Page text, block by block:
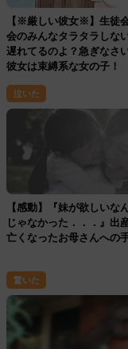
【※厳しい彼女※】生徒
会のみんなタラタラしな
遅れてるのよ？急ぎなさ
彼女は束縛系な女の子！
泣いた
【感動】『妹が欲しいな
じゃなかった．．．』出
亡くなったお母さんへの
驚いた